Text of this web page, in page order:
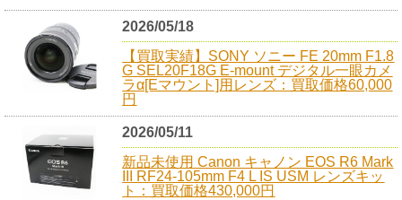
2026/05/18
【買取実績】SONY ソニー FE 20mm F1.8
G SEL20F18G E-mount デジタル一眼カメ
ラα[Eマウント]用レンズ：買取価格60,000
円
2026/05/11
新品未使用 Canon キャノン EOS R6 Mark
III RF24-105mm F4 L IS USM レンズキッ
ト：買取価格430,000円